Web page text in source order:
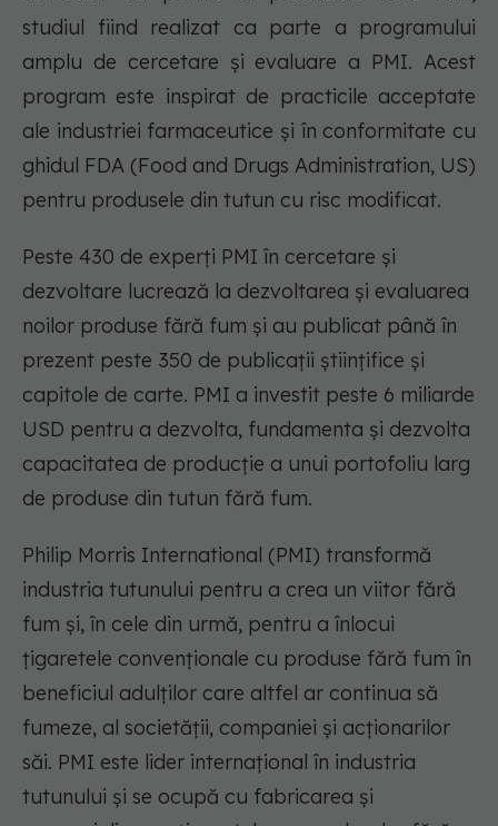
studiul fiind realizat ca parte a programului
amplu de cercetare și evaluare a PMI. Acest
program este inspirat de practicile acceptate
ale industriei farmaceutice și în conformitate cu
ghidul FDA (Food and Drugs Administration, US)
pentru produsele din tutun cu risc modificat.
Peste 430 de experți PMI în cercetare și
dezvoltare lucrează la dezvoltarea și evaluarea
noilor produse fără fum și au publicat până în
prezent peste 350 de publicații științifice și
capitole de carte. PMI a investit peste 6 miliarde
USD pentru a dezvolta, fundamenta și dezvolta
capacitatea de producție a unui portofoliu larg
de produse din tutun fără fum.
Philip Morris International (PMI) transformă
industria tutunului pentru a crea un viitor fără
fum și, în cele din urmă, pentru a înlocui
țigaretele convenționale cu produse fără fum în
beneficiul adulților care altfel ar continua să
fumeze, al societății, companiei și acționarilor
săi. PMI este lider internațional în industria
tutunului și se ocupă cu fabricarea și